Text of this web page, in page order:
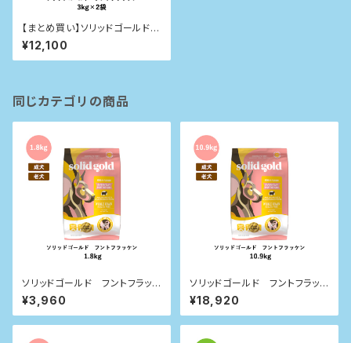
【まとめ買い】ソリッドゴールド
ホリスティックブレンド 3kg×2
袋
¥12,100
同じカテゴリの商品
ソリッドゴールド フントフラッケ
ン 1.8kg
¥3,960
ソリッドゴールド フントフラッケ
ン 10.9kg
¥18,920